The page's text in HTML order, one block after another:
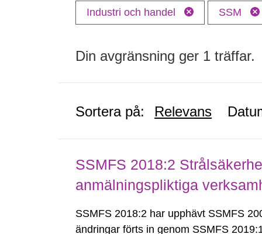
Industri och handel SSM
Din avgränsning ger 1 träffar.
Sortera på: Relevans
SSMFS 2018:2
anmälningspliktiga
SSMFS 2018:2 har upphävt SSMFS
ändringar förts in genom SSMFS